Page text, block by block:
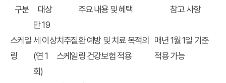
구분
대상 주요 내용 및 혜택 참고 사항
스케일
링
만 19
세 이상
(연 1
회)
치주질환 예방 및 치료 목적의
스케일링 건강보험 적용
매년 1월 1일 기준
적용 가능